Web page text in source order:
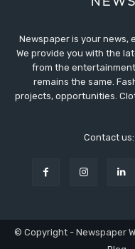
Newspaper is your news,
We provide you with the
from the
remains the same.
projects, opportunities.
Contact us:
© Copyright - Newspaper